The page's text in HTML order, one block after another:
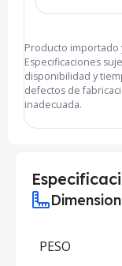
Producto importado
Especificaciones
disponibilidad y
defectos de
inadecuada.
PESO